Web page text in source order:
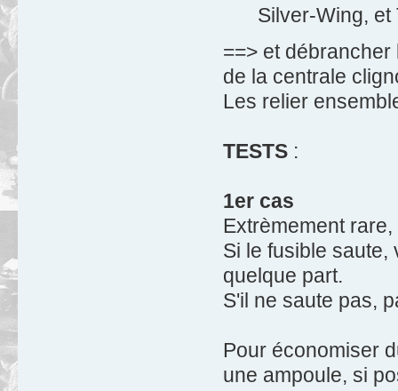
Silver-Wing, et
==> et
de la centrale
Les relier
TESTS :
1er cas
Extrèmement
Si le fusible saute,
quelque part.
S'il ne saute pas,
Pour économiser
une ampoule, si